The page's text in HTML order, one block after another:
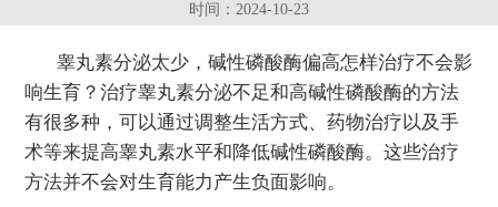
时间：2024-10-23
睾丸素分泌太少，碱性磷酸酶偏高怎样治疗不会影
响生育？治疗睾丸素分泌不足和高碱性磷酸酶的方法
有很多种，可以通过调整生活方式、药物治疗以及手
术等来提高睾丸素水平和降低碱性磷酸酶。这些治疗
方法并不会对生育能力产生负面影响。